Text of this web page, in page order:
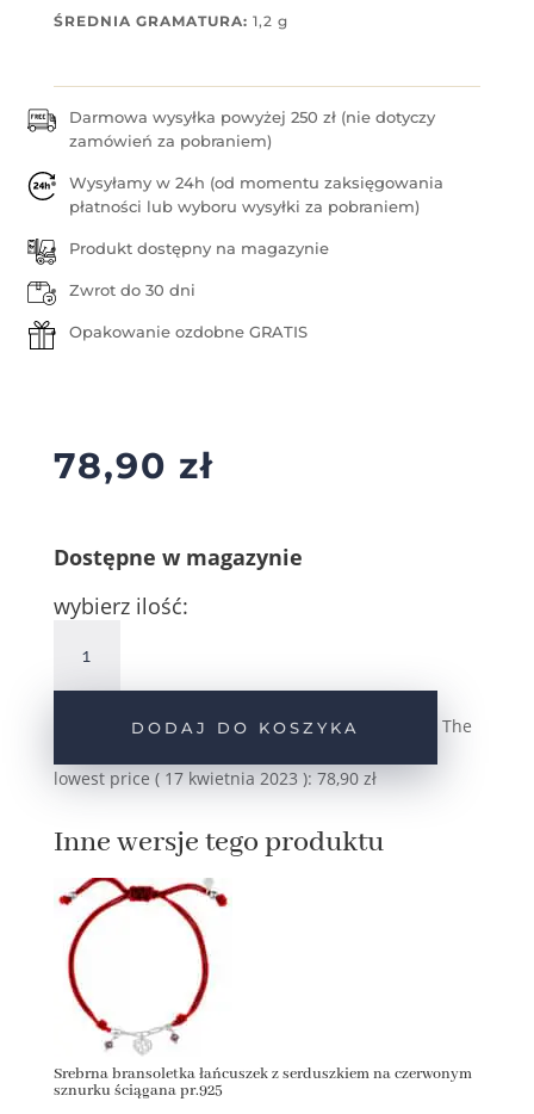
ŚREDNIA GRAMATURA: 1,2 g
Darmowa wysyłka powyżej 250 zł (nie dotyczy
zamówień za pobraniem)
Wysyłamy w 24h (od momentu zaksięgowania
płatności lub wyboru wysyłki za pobraniem)
Produkt dostępny na magazynie
Zwrot do 30 dni
Opakowanie ozdobne GRATIS
78,90 zł
Dostępne w magazynie
wybierz ilość:
Srebrna
bransoletka
serduszkiem
sznurku
ściągana
pr.925
DODAJ DO KOSZYKA The
lowest price (17 kwietnia 2023 ): 78,90 zł
Inne wersje tego produktu
Srebrna bransoletka łańcuszek z serduszkiem na czerwonym
sznurku ściągana pr.925